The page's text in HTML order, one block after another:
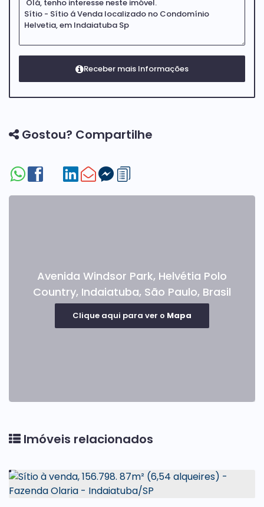
Gostou? Compartilhe
Avenida Windsor Park, Helvétia Polo
Country, Indaiatuba, São Paulo, Brasil
Clique aqui para ver o Mapa
Imóveis relacionados